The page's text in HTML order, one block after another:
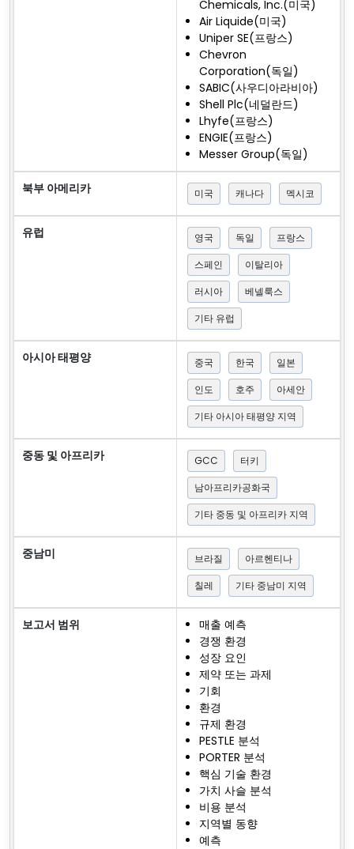
Chemicals, Inc.(미국)
Air Liquide(미국)
Uniper SE(프랑스)
Chevron
Corporation(독일)
SABIC(사우디아라비아)
Shell Plc(네덜란드)
Lhyfe(프랑스)
ENGIE(프랑스)
Messer Group(독일)
북부 아메리카 미국 캐나다 멕시코
유럽 영국 독일
프랑스
스페인
이탈리아
러시아
베넬룩스
기타 유럽
아시아 태평양 중국 한국
일본
인도
호주
아세안
기타 아시아 태평양 지역
중동 및 아프리카 GCC
터키
남아프리카공화국
기타 중동 및 아프리카 지역
중남미 브라질
아르헨티나
칠레
기타 중남미 지역
보고서 범위
매출 예측
경쟁 환경
성장 요인
제약 또는 과제
기회
환경
규제 환경
PESTLE 분석
PORTER 분석
핵심 기술 환경
가치 사슬 분석
비용 분석
지역별 동향
예측